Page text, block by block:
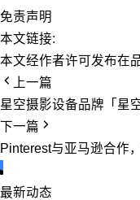
免责声明
本文链接:
本文经作者许可发布在
上一篇
星空摄影设备品牌「星
下一篇
Pinterest与亚马逊合作
最新动态